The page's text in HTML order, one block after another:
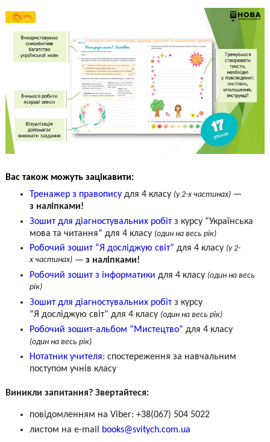
Вас також можуть зацікавити:
Тренажер з правописудля 4 класу (у 2-х частинах)—
з наліпками!
Зошит для діагностувальних робітз курсу “Українська
мова та читання” для 4 класу (один на весь рік)
Робочий зошит “Я досліджую світ” для 4 класу (у 2-
х частинах)— з наліпками!
Робочий зошит з інформатики для 4 класу (один на весь
рік)
Зошит для діагностувальних робітз курсу
“Я досліджую світ” для 4 класу (один на весь рік)
Робочий зошит-альбом “Мистецтво” для 4 класу
(один на весь рік)
Нотатник учителя: спостереження за навчальним
поступом учнів класу
Виникли запитання? Звертайтеся:
повідомленням на Viber: +38(067) 504 5022
листом на e-mail books@svitych.com.ua